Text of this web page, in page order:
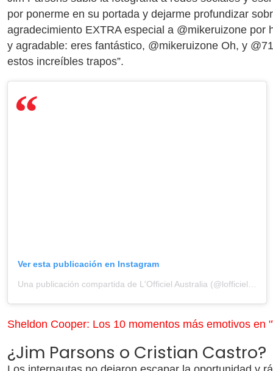
por ponerme en su portada y dejarme profundizar
agradecimiento EXTRA especial a @mikeruizone por
y agradable: eres fantástico, @mikeruizone Oh, y
estos increíbles trapos”.
Ver esta publicación en Instagram
Sheldon Cooper: Los 10 momentos más emotivos en
¿Jim Parsons o Cristian Castro?